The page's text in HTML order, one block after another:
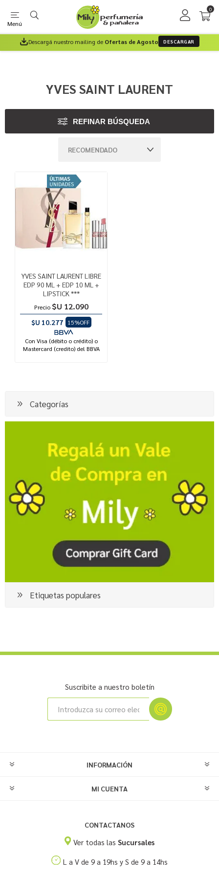
Menú
0
Descargá nuestro mailing de Ofertas de Agosto DESCARGAR
YVES SAINT LAURENT
REFINAR BÚSQUEDA
YVES SAINT LAURENT LIBRE
EDP 90 ML + EDP 10 ML +
LIPSTICK ***
Precio $U 12.090
$U 10.277 15%OFF
Con Visa (débito o crédito) o
Mastercard (credito) del BBVA
Categorías
Etiquetas populares
Suscribite a nuestro boletín
INFORMACIÓN
MI CUENTA
CONTACTANOS
Ver todas lasSucursales
L a V de 9 a 19hs y S de 9 a 14hs